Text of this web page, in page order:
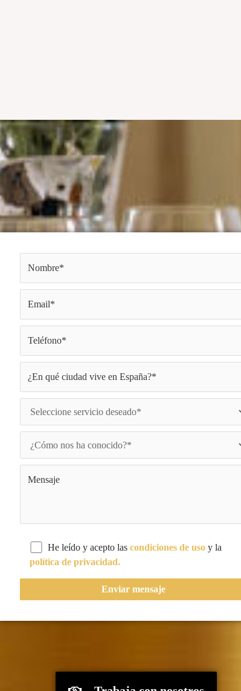
He leído y acepto lascondiciones de uso y la
política de privacidad.